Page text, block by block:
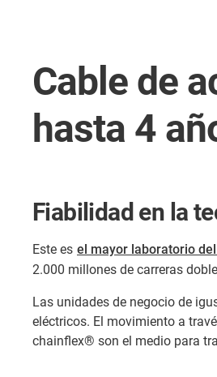
Cable de
hasta 4
Fiabilidad en la
Este es el mayor laboratorio
2.000 millones de carreras
Las unidades de negocio de
eléctricos. El movimiento a
chainflex® son el medio para